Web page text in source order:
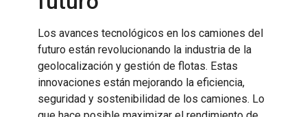
Los avances tecnológicos en los camiones del
futuro están revolucionando la industria de la
geolocalización y gestión de flotas. Estas
innovaciones están mejorando la eficiencia,
seguridad y sostenibilidad de los camiones. Lo